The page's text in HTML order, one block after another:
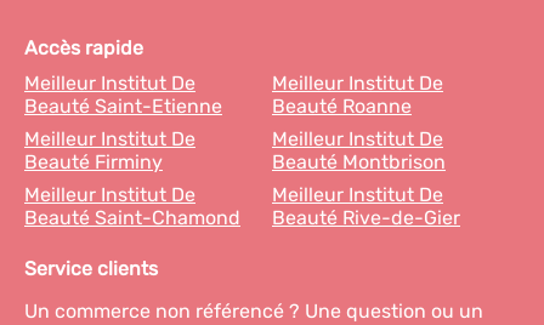
Accès rapide
Meilleur Institut De
Beauté Saint-Etienne
Meilleur Institut De
Beauté Roanne
Meilleur Institut De
Beauté Firminy
Meilleur Institut De
Beauté Montbrison
Meilleur Institut De
Beauté Saint-Chamond
Meilleur Institut De
Beauté Rive-de-Gier
Service clients
Un commerce non référencé ? Une question ou un